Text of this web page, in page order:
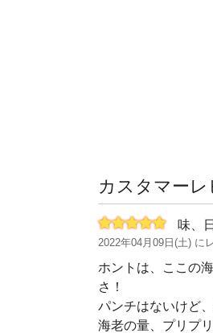
カスタマーレ
味、
2022年04月09日(土) に
ホントは、ここの
さ！
パンチはないけど
海老の量、プリプ